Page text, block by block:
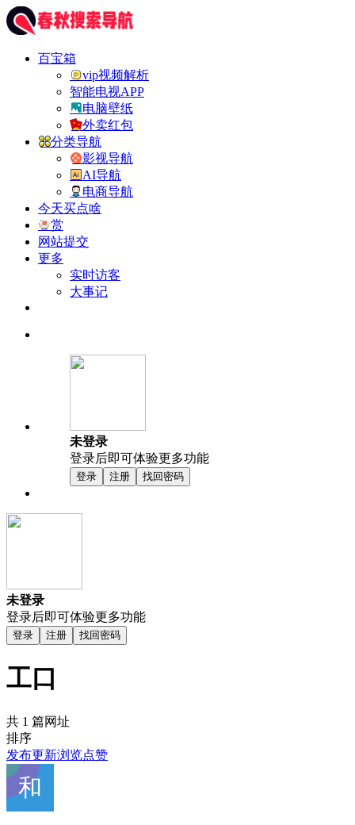
百宝箱
vip视频解析
智能电视APP
电脑壁纸
外卖红包
分类导航
影视导航
AI导航
电商导航
今天买点啥
赏
网站提交
更多
实时访客
大事记
未登录
登录后即可体验更多功能
登录 注册 找回密码
未登录
登录后即可体验更多功能
登录 注册 找回密码
工口
共 1 篇网址
排序
发布更新浏览点赞